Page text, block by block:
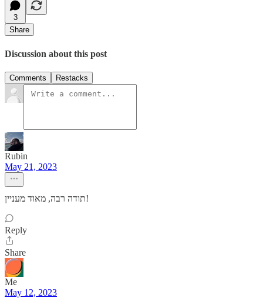
3
Share
Discussion about this post
Comments Restacks
Rubin
May 21, 2023
תודה רבה, מאוד מעניין!
Reply
Share
Me
May 12, 2023